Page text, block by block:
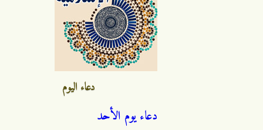
دعاء اليوم
دعاء يوم الأحد